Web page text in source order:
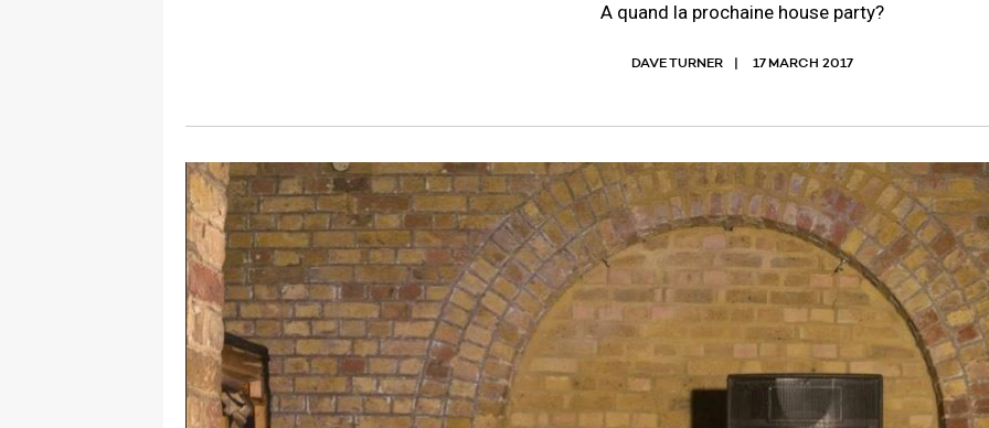
A quand la prochaine house party?
DAVE TURNER 17 MARCH 2017